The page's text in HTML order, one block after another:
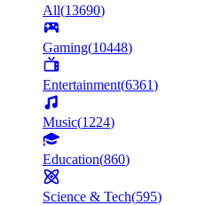
All(13690)
Gaming(10448)
Entertainment(6361)
Music(1224)
Education(860)
Science & Tech(595)